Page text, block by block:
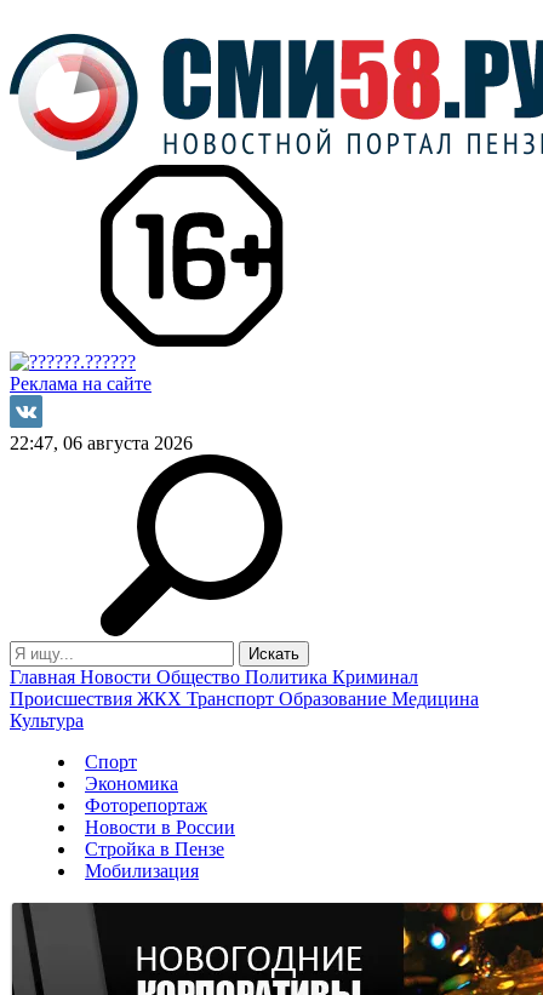
Реклама на сайте
22:47, 06 августа 2026
Главная Новости Общество Политика Криминал
Происшествия ЖКХ Транспорт Образование Медицина
Культура
Спорт
Экономика
Фоторепортаж
Новости в России
Стройка в Пензе
Мобилизация